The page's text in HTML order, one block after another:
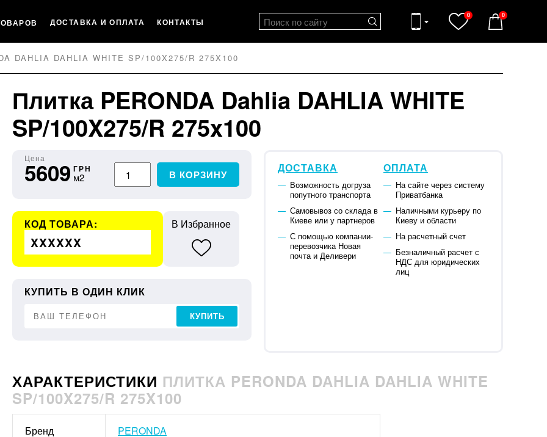
ДОСТАВКА И ОПЛАТА КОНТАКТЫ
0 0
DAHLIA DAHLIA WHITE SP/100X275/R 275X100
Плитка PERONDA Dahlia DAHLIA WHITE
SP/100X275/R 275x100
Цена
5609 ГРН
м2 В КОРЗИНУ
КОД ТОВАРА:
XXXXXX
В Избранное
КУПИТЬ В ОДИН КЛИК
КУПИТЬ
ДОСТАВКА
Возможность догруза
попутного транспорта
Самовывоз со склада в
Киеве или у партнеров
С помощью компании-
перевозчика Новая
почта и Деливери
ОПЛАТА
На сайте через систему
Приватбанка
Наличными курьеру по
Киеву и области
На расчетный счет
Безналичный расчет с
НДС для юридических
лиц
ХАРАКТЕРИСТИКИ ПЛИТКА PERONDA DAHLIA DAHLIA WHITE
SP/100X275/R 275X100
Бренд PERONDA